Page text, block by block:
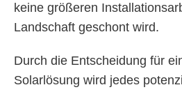
keine größeren
Landschaft geschont wird.
Durch die Entscheidung für
Solarlösung wird jedes